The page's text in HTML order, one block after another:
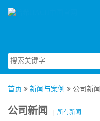
首页 新闻与案例 公司新闻
公司新闻 所有新闻